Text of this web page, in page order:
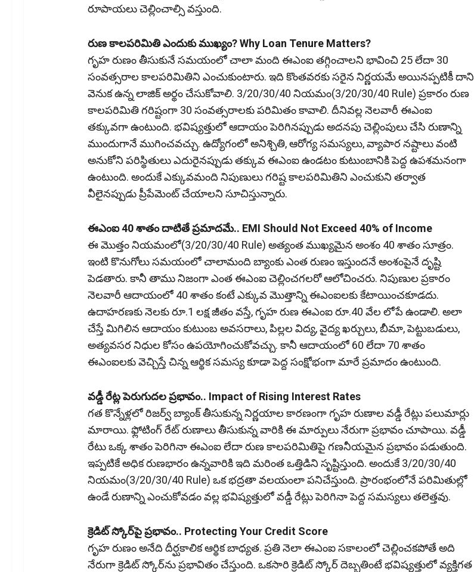
రూపాయలు చెల్లించాల్సి వస్తుంది.
రుణ కాలపరిమితి ఎందుకు ముఖ్యం? Why Loan Tenure Matters?
గృహ రుణం తీసుకునే సమయంలో చాలా మంది ఈఎంఐ తగ్గించాలని భావించి 25 లేదా 30
సంవత్సరాల కాలపరిమితిని ఎంచుకుంటారు. ఇది కొంతవరకు సరైన నిర్ణయమే అయినప్పటికీ దాని
వెనుక ఉన్న లాజిక్ అర్థం చేసుకోవాలి. 3/20/30/40 నియమం(3/20/30/40 Rule) ప్రకారం రుణ
కాలపరిమితి గరిష్టంగా 30 సంవత్సరాలకు పరిమితం కావాలి. దీనివల్ల నెలవారీ ఈఎంఐ
తక్కువగా ఉంటుంది. భవిష్యత్తులో ఆదాయం పెరిగినప్పుడు అదనపు చెల్లింపులు చేసి రుణాన్ని
ముందుగానే ముగించవచ్చు. ఉద్యోగంలో అనిశ్చితి, ఆరోగ్య సమస్యలు, వ్యాపార నష్టాలు వంటి
అనుకోని పరిస్థితులు ఎదురైనప్పుడు తక్కువ ఈఎంఐ ఉండటం కుటుంబానికి పెద్ద ఉపశమనంగా
ఉంటుంది. అందుకే ఎక్కువమంది నిపుణులు గరిష్ట కాలపరిమితిని ఎంచుకుని తర్వాత
వీలైనప్పుడు ప్రీపేమెంట్ చేయాలని సూచిస్తున్నారు.
ఈఎంఐ 40 శాతం దాటితే ప్రమాదమే.. EMI Should Not Exceed 40% of Income
ఈ మొత్తం నియమంలో(3/20/30/40 Rule) అత్యంత ముఖ్యమైన అంశం 40 శాతం సూత్రం.
ఇంటి కొనుగోలు సమయంలో చాలామంది బ్యాంకు ఎంత రుణం ఇస్తుందనే అంశంపైనే దృష్టి
పెడతారు. కానీ తాము నిజంగా ఎంత ఈఎంఐ చెల్లించగలరో ఆలోచించరు. నిపుణుల ప్రకారం
నెలవారీ ఆదాయంలో 40 శాతం కంటే ఎక్కువ మొత్తాన్ని ఈఎంఐలకు కేటాయించకూడదు.
ఉదాహరణకు నెలకు రూ.1 లక్ష జీతం వస్తే, గృహ రుణ ఈఎంఐ రూ.40 వేల లోపే ఉండాలి. అలా
చేస్తే మిగిలిన ఆదాయం కుటుంబ అవసరాలు, పిల్లల విద్య, వైద్య ఖర్చులు, బీమా, పెట్టుబడులు,
అత్యవసర నిధుల కోసం ఉపయోగించుకోవచ్చు. కానీ ఆదాయంలో 60 లేదా 70 శాతం
ఈఎంఐలకు వెచ్చిస్తే చిన్న ఆర్థిక సమస్య కూడా పెద్ద సంక్షోభంగా మారే ప్రమాదం ఉంటుంది.
వడ్డీ రేట్ల పెరుగుదల ప్రభావం.. Impact of Rising Interest Rates
గత కొన్నేళ్లలో రిజర్వ్ బ్యాంక్ తీసుకున్న నిర్ణయాల కారణంగా గృహ రుణాల వడ్డీ రేట్లు పలుమార్లు
మారాయి. ఫ్లోటింగ్ రేట్ రుణాలు తీసుకున్న వారికి ఈ మార్పులు నేరుగా ప్రభావం చూపాయి. వడ్డీ
రేటు ఒక్క శాతం పెరిగినా ఈఎంఐ లేదా రుణ కాలపరిమితిపై గణనీయమైన ప్రభావం పడుతుంది.
ఇప్పటికే అధిక రుణభారం ఉన్నవారికి ఇది మరింత ఒత్తిడిని సృష్టిస్తుంది. అందుకే 3/20/30/40
నియమం(3/20/30/40 Rule) ఒక భద్రతా వలయంలా పనిచేస్తుంది. ప్రారంభంలోనే పరిమితుల్లో
ఉండే రుణాన్ని ఎంచుకోవడం వల్ల భవిష్యత్తులో వడ్డీ రేట్లు పెరిగినా పెద్ద సమస్యలు తలెత్తవు.
క్రెడిట్ స్కోర్‌పై ప్రభావం.. Protecting Your Credit Score
గృహ రుణం అనేది దీర్ఘకాలిక ఆర్థిక బాధ్యత. ప్రతి నెలా ఈఎంఐ సకాలంలో చెల్లించకపోతే అది
నేరుగా క్రెడిట్ స్కోర్‌ను ప్రభావితం చేస్తుంది. ఒకసారి క్రెడిట్ స్కోర్ దెబ్బతింటే భవిష్యత్తులో వ్యక్తిగత